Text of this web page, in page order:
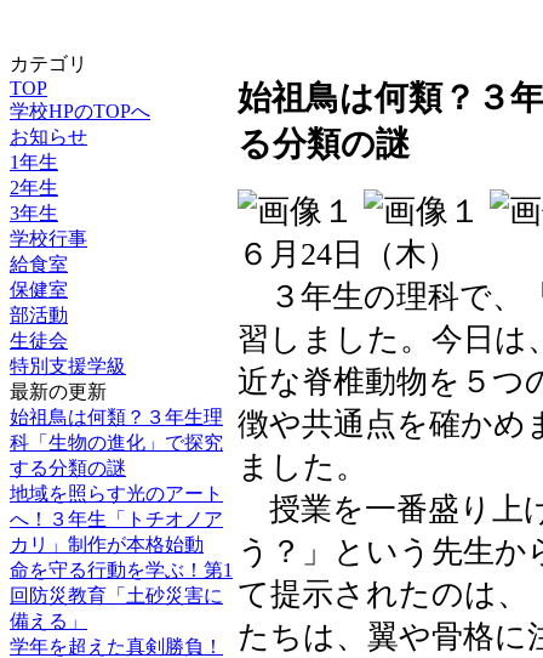
カテゴリ
TOP
学校HPのTOPへ
お知らせ
1年生
2年生
3年生
学校行事
給食室
保健室
部活動
生徒会
特別支援学級
最新の更新
始祖鳥は何類？３年生理
科「生物の進化」で探究
する分類の謎
地域を照らす光のアート
へ！３年生「トチオノア
カリ」制作が本格始動
命を守る行動を学ぶ！第1
回防災教育「土砂災害に
備える」
学年を超えた真剣勝負！
始祖鳥は何類？３
る分類の謎
６月24日（木）
３年生の理科で、
習しました。今日は
近な脊椎動物を５つ
徴や共通点を確かめ
ました。
授業を一番盛り上
う？」という先生
て提示されたのは、
たちは、翼や骨格に